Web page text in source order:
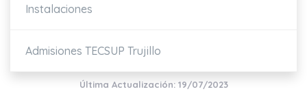
Instalaciones
Admisiones TECSUP Trujillo
Última Actualización: 19/07/2023